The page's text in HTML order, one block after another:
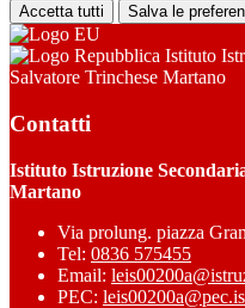
Accetta tutti Salva le
Istituto
Salvatore Trinchese Martano
Contatti
Istituto Istruzione
Martano
Via prolung. piazza
Tel: 0836 575455
Email:
PEC: